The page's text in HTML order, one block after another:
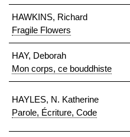
HAWKINS, Richard
Fragile Flowers
HAY, Deborah
Mon corps, ce bouddhiste
HAYLES, N. Katherine
Parole, Écriture, Code